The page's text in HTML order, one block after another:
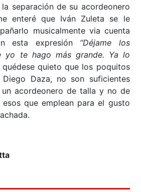
separación de su acordeonero
enteré que Iván Zuleta se le
musicalmente via cuenta
esta expresión “Déjame los
yo te hago más grande. Ya lo
quédese quieto que los poquitos
Daza, no son suficientes
acordeonero de talla y no de
esos que emplean para el gusto